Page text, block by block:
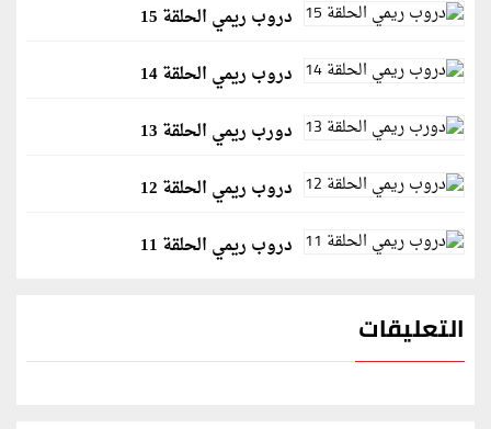
دروب ريمي الحلقة 15
دروب ريمي الحلقة 14
دورب ريمي الحلقة 13
دروب ريمي الحلقة 12
دروب ريمي الحلقة 11
التعليقات